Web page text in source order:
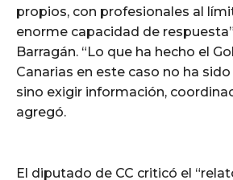
propios, con profesionales al
enorme capacidad de
Barragán. “Lo que ha hecho el
Canarias en este caso no ha
sino exigir información,
agregó.
El diputado de CC criticó el